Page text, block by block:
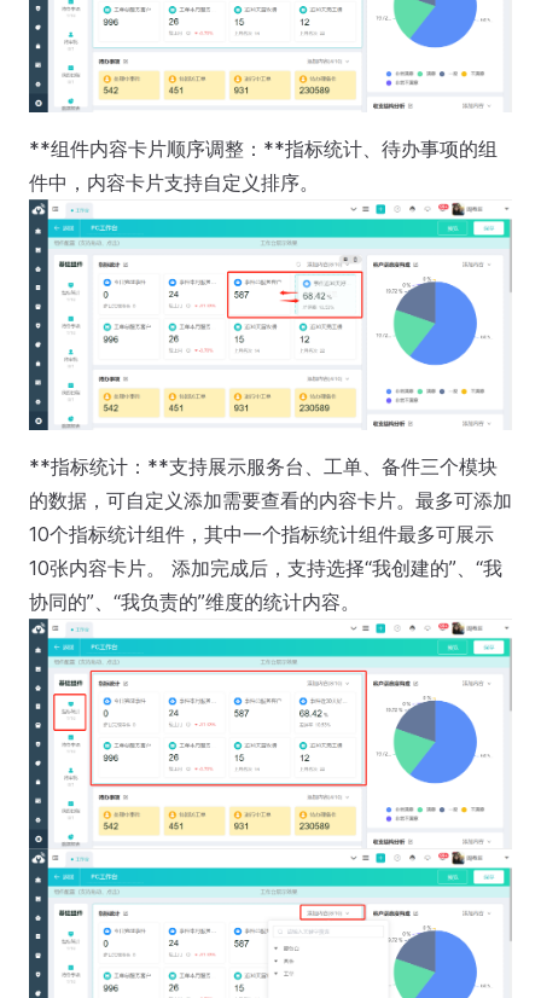
**组件内容卡片顺序调整：**指标统计、待办事项的组
件中，内容卡片支持自定义排序。
**指标统计：**支持展示服务台、工单、备件三个模块
的数据，可自定义添加需要查看的内容卡片。最多可添加
10个指标统计组件，其中一个指标统计组件最多可展示
10张内容卡片。 添加完成后，支持选择“我创建的”、“我
协同的”、“我负责的”维度的统计内容。